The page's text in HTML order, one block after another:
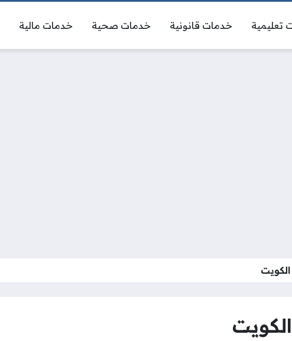
تعليمية خدمات قانونية خدمات صحية خدمات مالية